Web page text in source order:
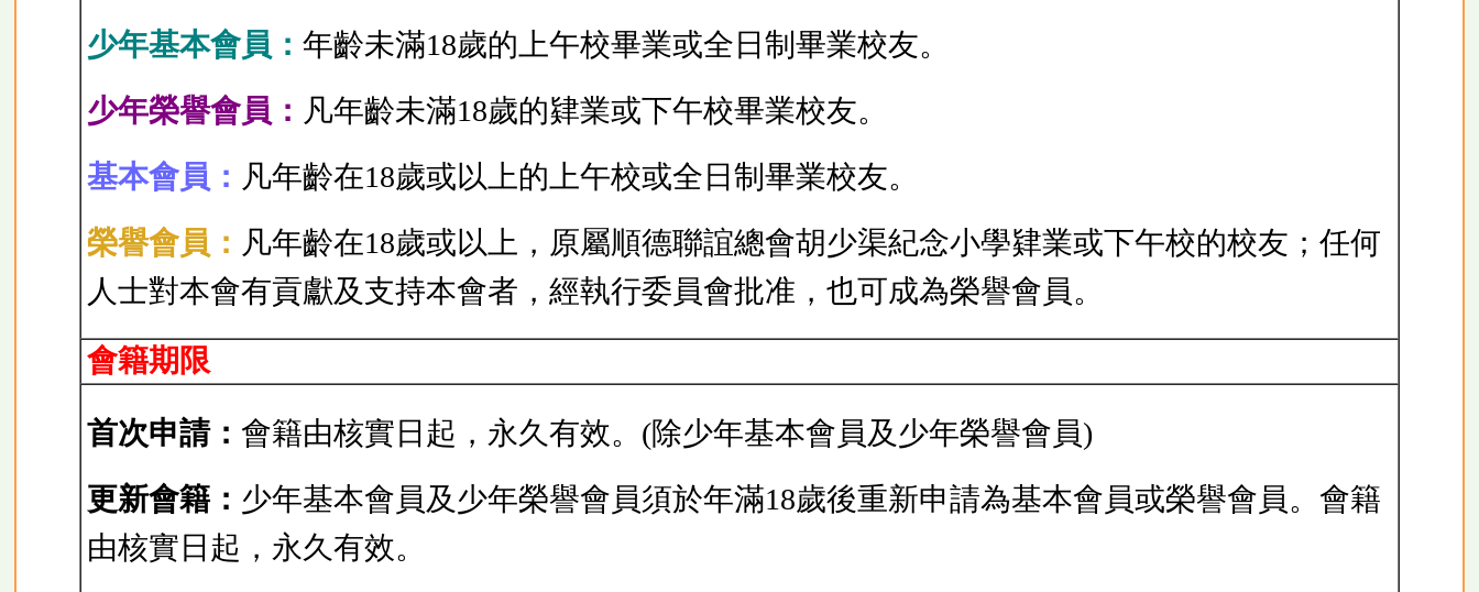
少年基本會員： 年齡未滿18歲的上午校畢業或全日制畢業校友。
少年榮譽會員： 凡年齡未滿18歲的肄業或下午校畢業校友。
基本會員： 凡年齡在18歲或以上的上午校或全日制畢業校友。
榮譽會員： 凡年齡在18歲或以上，原屬順德聯誼總會胡少渠紀念小學肄業或下午校的校友；任何
人士對本會有貢獻及支持本會者，經執行委員會批准，也可成為榮譽會員。
會籍期限
首次申請： 會籍由核實日起，永久有效。(除少年基本會員及少年榮譽會員)
更新會籍： 少年基本會員及少年榮譽會員須於年滿18歲後重新申請為基本會員或榮譽會員。會籍
由核實日起，永久有效。